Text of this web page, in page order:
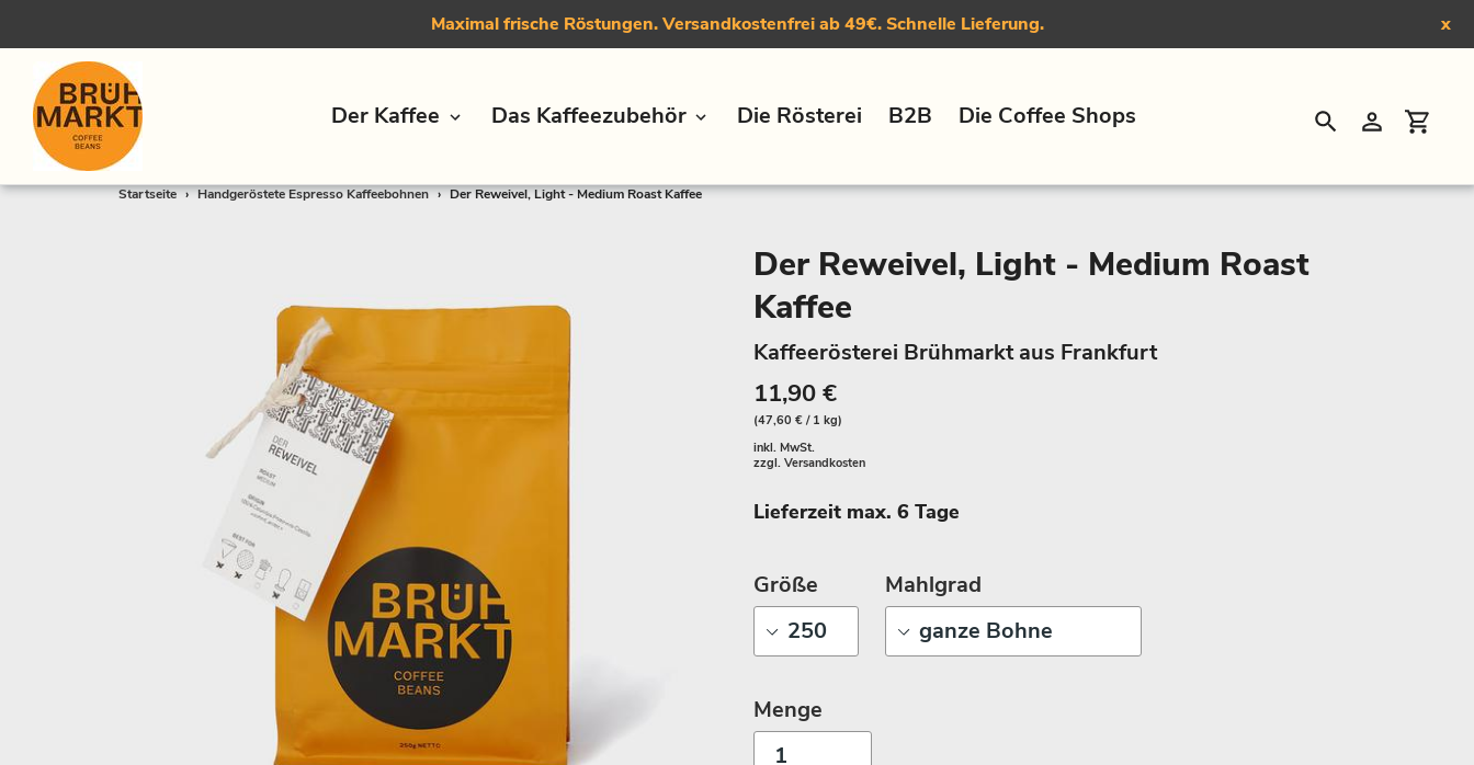
Direkt
Maximal frische Röstungen. Versandkostenfrei ab 49€. Schnelle Lieferung. x
Der Kaffee Das Kaffeezubehör Die Rösterei B2B Die Coffee Shops
SuchenEinloggen
Startseite › Handgeröstete Espresso Kaffeebohnen › Der Reweivel, Light - Medium Roast Kaffee
Der Reweivel, Light - Medium Roast
Kaffee
Kaffeerösterei Brühmarkt aus Frankfurt
11,90 €
(47,60 € / 1 kg)
inkl. MwSt.
zzgl. Versandkosten
Lieferzeit max. 6 Tage
Größe Mahlgrad
Menge